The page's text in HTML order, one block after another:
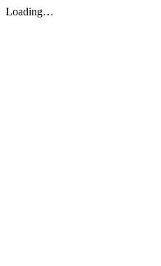
Loading…